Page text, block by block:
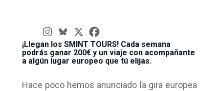
¡Llegan los SMINT TOURS! Cada semana
podrás ganar 200€ y un viaje con acompañante
a algún lugar europeo que tú elijas.
Hace poco hemos anunciado la gira europea